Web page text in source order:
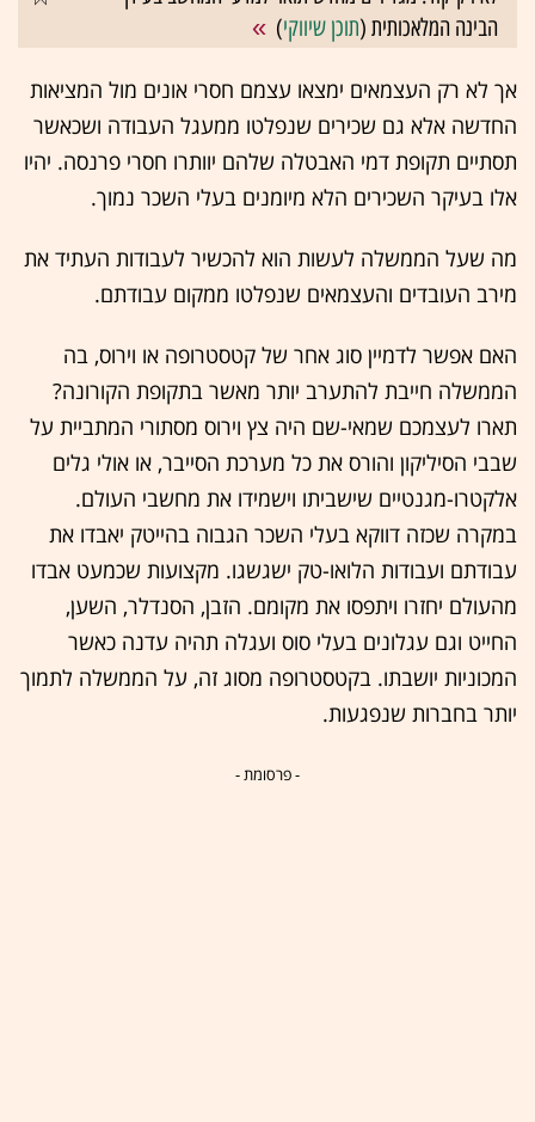
הבינה המלאכותית (תוכן שיווקי)
אך לא רק העצמאים ימצאו עצמם חסרי אונים מול המציאות
החדשה אלא גם שכירים שנפלטו ממעגל העבודה ושכאשר
תסתיים תקופת דמי האבטלה שלהם יוותרו חסרי פרנסה. יהיו
אלו בעיקר השכירים הלא מיומנים בעלי השכר נמוך.
מה שעל הממשלה לעשות הוא להכשיר לעבודות העתיד את
מירב העובדים והעצמאים שנפלטו ממקום עבודתם.
האם אפשר לדמיין סוג אחר של קטסטרופה או וירוס, בה
הממשלה חייבת להתערב יותר מאשר בתקופת הקורונה?
תארו לעצמכם שמאי-שם היה צץ וירוס מסתורי המתביית על
שבבי הסיליקון והורס את כל מערכת הסייבר, או אולי גלים
אלקטרו-מגנטיים שישביתו וישמידו את מחשבי העולם.
במקרה שכזה דווקא בעלי השכר הגבוה בהייטק יאבדו את
עבודתם ועבודות הלואו-טק ישגשגו. מקצועות שכמעט אבדו
מהעולם יחזרו ויתפסו את מקומם. הזבן, הסנדלר, השען,
החייט וגם עגלונים בעלי סוס ועגלה תהיה עדנה כאשר
המכוניות יושבתו. בקטסטרופה מסוג זה, על הממשלה לתמוך
יותר בחברות שנפגעות.
- פרסומת -